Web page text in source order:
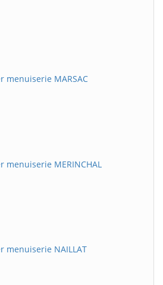
menuiserie MARSAC
MERINCHAL
menuiserie NAILLAT